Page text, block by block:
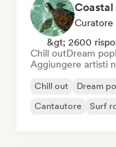
Coastal
Curatore
&gt; 2600
Chill outDream pop
Aggiungere artisti
Chill out Dream
Cantautore
Surf